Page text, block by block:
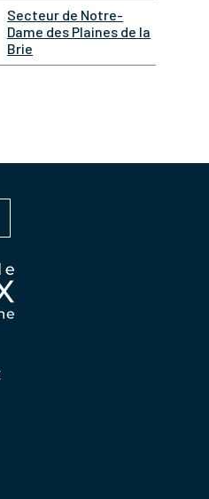
Secteur de Notre-
Dame des Plaines de la
Brie